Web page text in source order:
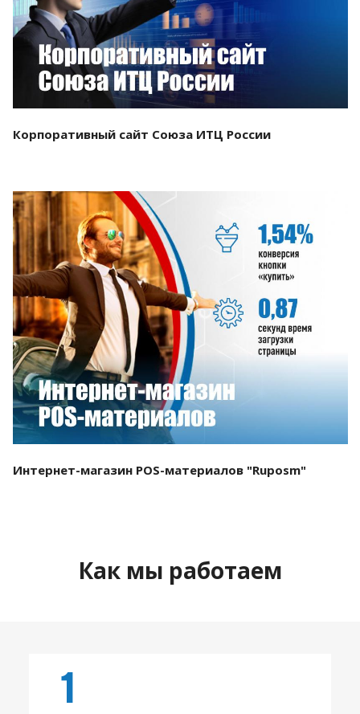
Корпоративный сайт Союза ИТЦ России
Смотреть проект
Интернет-магазин POS-материалов "Ruposm"
Как мы работаем
1